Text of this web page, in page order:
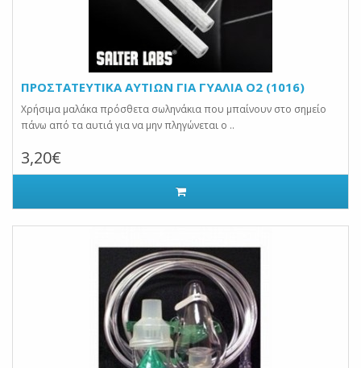
ΠΡΟΣΤΑΤΕΥΤΙΚΑ ΑΥΤΙΩΝ ΓΙΑ ΓΥΑΛΙΑ Ο2 (1016)
Χρήσιμα μαλάκα πρόσθετα σωληνάκια που μπαίνουν στο σημείο
πάνω από τα αυτιά για να μην πληγώνεται ο ..
3,20€